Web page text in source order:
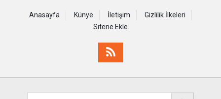
Anasayfa Künye İletişim
Gizlilik İlkeleri
Sitene Ekle